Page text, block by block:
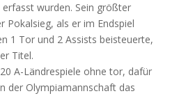
wurden. Sein größter
Pokalsieg, als er im Endspiel
1 Tor und 2 Assists beisteuerte,
Titel.
A-Ländrespiele ohne tor, dafür
der Olympiamannschaft das